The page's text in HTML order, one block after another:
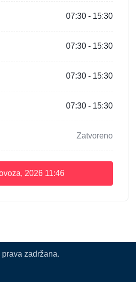
07:30 - 15:30
07:30 - 15:30
07:30 - 15:30
07:30 - 15:30
Zatvoreno
2026 11:46
zadržana.